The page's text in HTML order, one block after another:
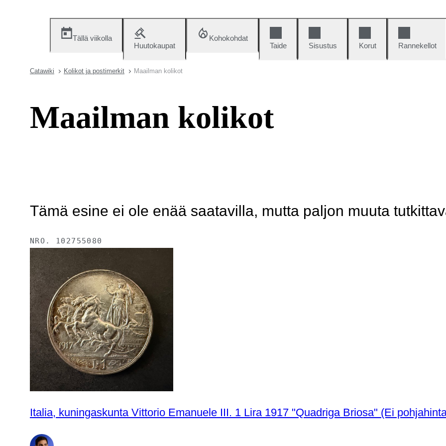
Tällä viikolla
Huutokaupat
Kohokohdat
Taide
Sisustus Korut Rannekellot
Catawiki Kolikot ja postimerkit Maailman kolikot
Maailman kolikot
Tämä esine ei ole enää saatavilla, mutta paljon muuta
NRO. 102755080
Italia, kuningaskunta Vittorio Emanuele III. 1 Lira 1917 "Quadriga Briosa"